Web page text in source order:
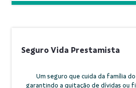
Seguro Vida Prestamista
Um seguro que cuida da família
garantindo a quitação de dívidas ou